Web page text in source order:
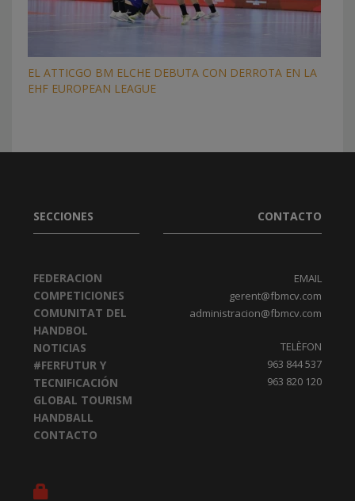
EL ATTICGO BM ELCHE DEBUTA CON DERROTA EN LA
EHF EUROPEAN LEAGUE
SECCIONES
FEDERACION
COMPETICIONES
COMUNITAT DEL
HANDBOL
NOTICIAS
#FERFUTUR Y
TECNIFICACIÓN
GLOBAL TOURISM
HANDBALL
CONTACTO
CONTACTO
EMAIL
gerent@fbmcv.com
administracion@fbmcv.com
TELÈFON
963 844 537
963 820 120